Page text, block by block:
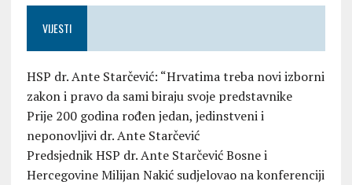
VIJESTI
HSP dr. Ante Starčević: “Hrvatima treba novi izborni
zakon i pravo da sami biraju svoje predstavnike
Prije 200 godina rođen jedan, jedinstveni i
neponovljivi dr. Ante Starčević
Predsjednik HSP dr. Ante Starčević Bosne i
Hercegovine Milijan Nakić sudjelovao na konferenciji